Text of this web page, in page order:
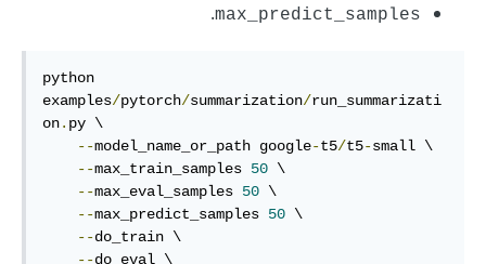
max_predict_samples
.
python
examples/pytorch/summarization/run_summarizati
on. py \
--model_name_or_path google-t5/t5-small \
--max_train_samples 50 \
--max_eval_samples 50 \
--max_predict_samples 50 \
--do_train \
--do_eval \